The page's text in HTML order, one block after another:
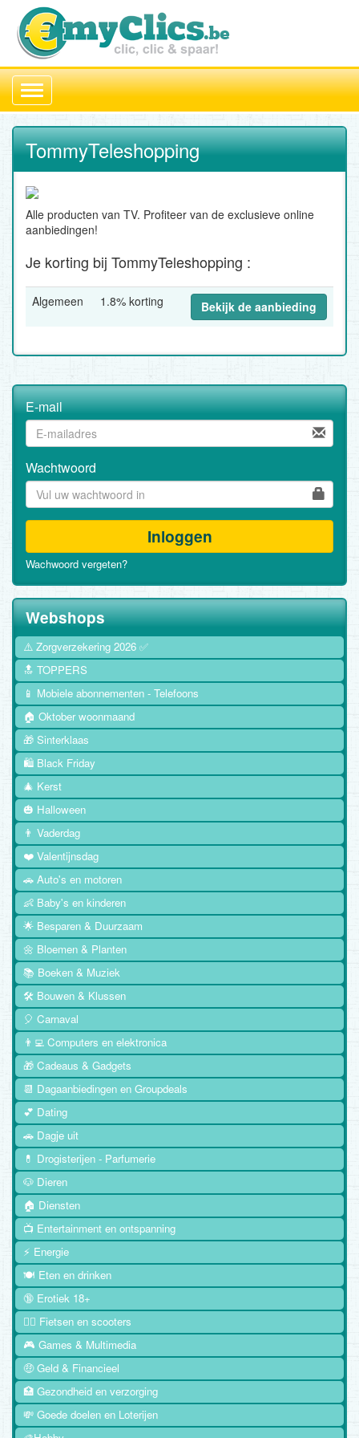
Toggle
navigation
TommyTeleshopping
Alle producten van TV. Profiteer van de exclusieve online
aanbiedingen!
Je korting bij TommyTeleshopping :
Algemeen 1.8% korting Bekijk de aanbieding
E-mail
Wachtwoord
Inloggen
Wachwoord vergeten?
Webshops
⚠️ Zorgverzekering 2026 ✅
🔝 TOPPERS
📱 Mobiele abonnementen - Telefoons
🏠 Oktober woonmaand
🎁 Sinterklaas
🛍️ Black Friday
🎄 Kerst
🎃 Halloween
👨 Vaderdag
❤️ Valentijnsdag
🚗 Auto's en motoren
👶 Baby's en kinderen
🌟 Besparen & Duurzaam
🌼 Bloemen & Planten
📚 Boeken & Muziek
🛠️ Bouwen & Klussen
🎈 Carnaval
👨‍💻 Computers en elektronica
🎁 Cadeaus & Gadgets
📆 Dagaanbiedingen en Groupdeals
💕 Dating
🚗 Dagje uit
💊 Drogisterijen - Parfumerie
🐶 Dieren
🏠 Diensten
📺 Entertainment en ontspanning
⚡ Energie
🍽️ Eten en drinken
🔞 Erotiek 18+
🚴‍♂️ Fietsen en scooters
🎮 Games & Multimedia
🤑 Geld & Financieel
🏥 Gezondheid en verzorging
💸 Goede doelen en Loterijen